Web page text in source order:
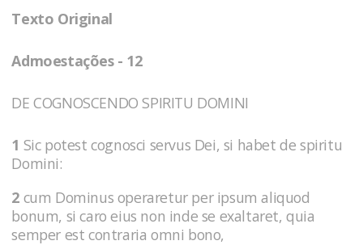
Texto Original
Admoestações - 12
DE COGNOSCENDO SPIRITU DOMINI
1 Sic potest cognosci servus Dei, si habet de spiritu
Domini:
2 cum Dominus operaretur per ipsum aliquod
bonum, si caro eius non inde se exaltaret, quia
semper est contraria omni bono,